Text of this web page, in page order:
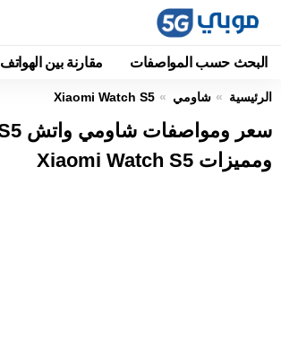
البحث حسب المواصفات مقارنة بين الهواتف
الرئيسية شاومي Xiaomi Watch S5
ومميزات Xiaomi Watch S5